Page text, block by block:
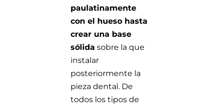
paulatinamente
con el hueso hasta
crear una base
sólida sobre la que
instalar
posteriormente la
pieza dental. De
todos los tipos de